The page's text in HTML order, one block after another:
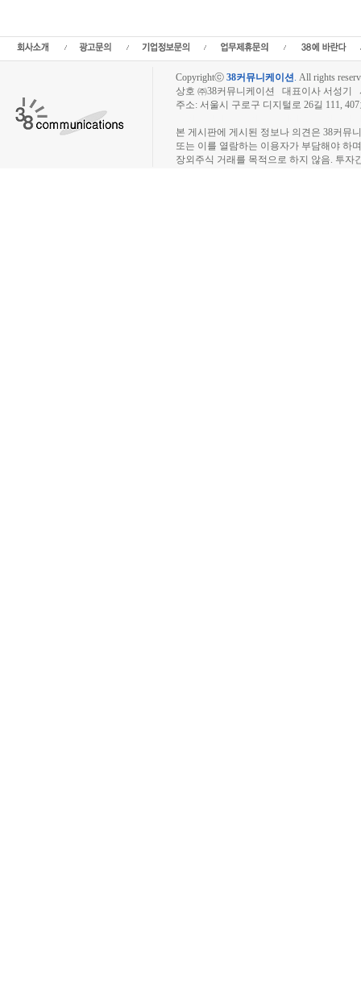
Copyrightⓒ 38커뮤니케이션. All rights
상호 ㈜38커뮤니케이션 대표이사 서성기
주소: 서울시 구로구 디지털로 26길 111,
본 게시판에 게시된 정보나 의견은 38커뮤
또는 이를 열람하는 이용자가 부담해야 하
장외주식 거래를 목적으로 하지 않음. 투